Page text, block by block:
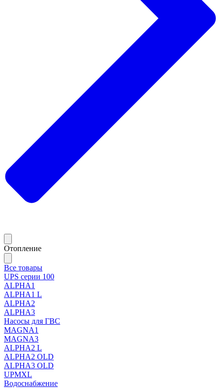
Отопление
Все товары
UPS серии 100
ALPHA1
ALPHA1 L
ALPHA2
ALPHA3
Насосы для ГВС
MAGNA1
MAGNA3
ALPHA2 L
ALPHA2 OLD
ALPHA3 OLD
UPMXL
Водоснабжение